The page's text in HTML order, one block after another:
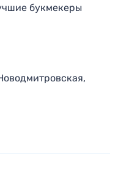
букмекеры